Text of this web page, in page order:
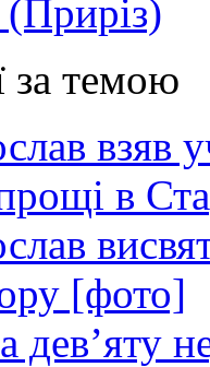
за темою
взяв
в
[фото]
дев’яту